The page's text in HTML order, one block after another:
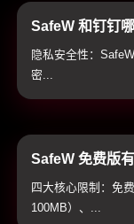
SafeW 和钉钉
通讯隐私全方位
隐私安全性：
密...
SafeW 免费版
高级版全方位
四大核心限制：免
100MB）、...